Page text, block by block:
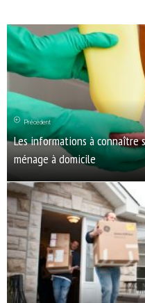
Précédent
Les informations à connaître
ménage à domicile